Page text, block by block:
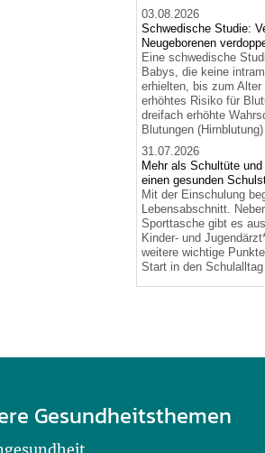
03.08.2026
Schwedische Studie:
Neugeborenen
Eine schwedische
Babys, die keine
erhielten, bis zum
erhöhtes Risiko für
dreifach erhöhte
Blutungen
31.07.2026
Mehr als Schultüte
einen gesunden
Mit der Einschulung
Lebensabschnitt.
Sporttasche gibt es
Kinder- und
weitere wichtige
Start in den
Gesundheitsthemen